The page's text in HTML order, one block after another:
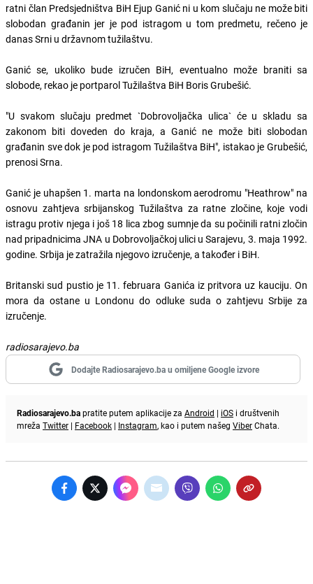
ratni član Predsjedništva BiH Ejup Ganić ni u kom slučaju ne može biti
slobodan građanin jer je pod istragom u tom predmetu, rečeno je
danas Srni u državnom tužilaštvu.
Ganić se, ukoliko bude izručen BiH, eventualno može braniti sa
slobode, rekao je portparol Tužilaštva BiH Boris Grubešić.
"U svakom slučaju predmet `Dobrovoljačka ulica` će u skladu sa
zakonom biti doveden do kraja, a Ganić ne može biti slobodan
građanin sve dok je pod istragom Tužilaštva BiH", istakao je Grubešić,
prenosi Srna.
Ganić je uhapšen 1. marta na londonskom aerodromu "Heathrow" na
osnovu zahtjeva srbijanskog Tužilaštva za ratne zločine, koje vodi
istragu protiv njega i još 18 lica zbog sumnje da su počinili ratni zločin
nad pripadnicima JNA u Dobrovoljačkoj ulici u Sarajevu, 3. maja 1992.
godine. Srbija je zatražila njegovo izručenje, a također i BiH.
Britanski sud pustio je 11. februara Ganića iz pritvora uz kauciju. On
mora da ostane u Londonu do odluke suda o zahtjevu Srbije za
izručenje.
radiosarajevo.ba
Dodajte Radiosarajevo.ba u omiljene Google izvore
Radiosarajevo.bapratite putem aplikacije za Android | iOS i društvenih
mreža Twitter | Facebook | Instagram, kao i putem našeg ViberChata.